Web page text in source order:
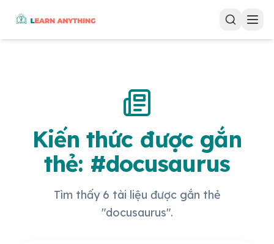
Kiến thức được gắn
thẻ: #docusaurus
Tìm thấy 6 tài liệu được gắn thẻ
"docusaurus".